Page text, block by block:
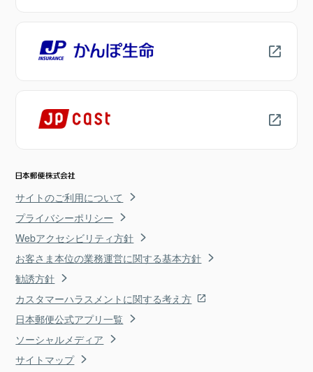
サイトのご利用について
プライバシーポリシー
Webアクセシビリティ方針
お客さま本位の業務運営に関する基本方針
勧誘方針
カスタマーハラスメントに関する考え方
日本郵便公式アプリ一覧
ソーシャルメディア
サイトマップ